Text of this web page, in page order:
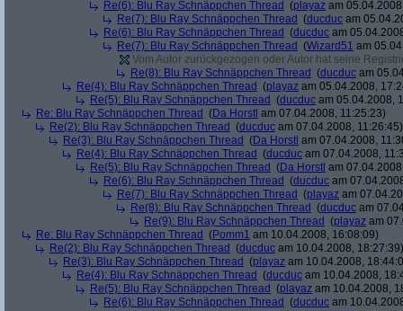
Re(6): Blu Ray Schnäppchen Thread (playaz am
Re(7): Blu Ray Schnäppchen Thread (ducduc am
Re(6): Blu Ray Schnäppchen Thread (ducduc am
Re(7): Blu Ray Schnäppchen Thread (Wizard51 am
Vom Autor zurückgezogen oder Autor hat seine
Re(8): Blu Ray Schnäppchen Thread (ducduc am
Re(4): Blu Ray Schnäppchen Thread (playaz am 05.04.2008,
Re(5): Blu Ray Schnäppchen Thread (ducduc am 05.04.2008,
Re: Blu Ray Schnäppchen Thread (Da Horstl am 07.04.2008, 11:25:23)
Re(2): Blu Ray Schnäppchen Thread (ducduc am 07.04.2008, 11:26:45)
Re(3): Blu Ray Schnäppchen Thread (Da Horstl am 07.04.2008,
Re(4): Blu Ray Schnäppchen Thread (ducduc am 07.04.2008,
Re(5): Blu Ray Schnäppchen Thread (Da Horstl am
Re(6): Blu Ray Schnäppchen Thread (ducduc am
Re(7): Blu Ray Schnäppchen Thread (playaz am
Re(8): Blu Ray Schnäppchen Thread (ducduc am
Re(9): Blu Ray Schnäppchen Thread (playaz am
Re: Blu Ray Schnäppchen Thread (Pomm1 am 10.04.2008, 16:08:09)
Re(2): Blu Ray Schnäppchen Thread (ducduc am 10.04.2008, 18:27:39)
Re(3): Blu Ray Schnäppchen Thread (playaz am 10.04.2008,
Re(4): Blu Ray Schnäppchen Thread (ducduc am 10.04.2008,
Re(5): Blu Ray Schnäppchen Thread (playaz am 10.04.2008,
Re(6): Blu Ray Schnäppchen Thread (ducduc am